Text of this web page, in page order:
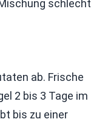
schlecht
ab. Frische
2 bis 3 Tage im
bis zu einer